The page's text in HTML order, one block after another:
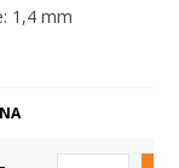
1,4 mm